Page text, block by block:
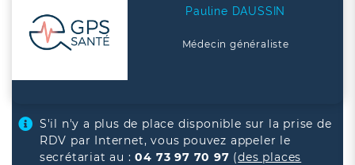
Pauline DAUSSIN
Médecin généraliste
S'il n'y a plus de place disponible sur la prise de
RDV par Internet, vous pouvez appeler le
secrétariat au :04 73 97 70 97 (des places